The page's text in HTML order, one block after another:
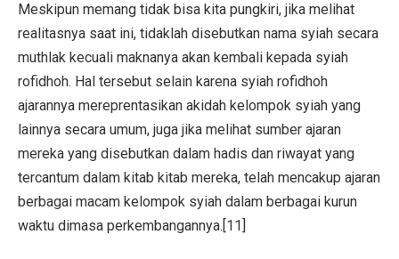
Meskipun memang tidak bisa kita pungkiri, jika melihat
realitasnya saat ini, tidaklah disebutkan nama syiah secara
muthlak kecuali maknanya akan kembali kepada syiah
rofidhoh. Hal tersebut selain karena syiah rofidhoh
ajarannya mereprentasikan akidah kelompok syiah yang
lainnya secara umum, juga jika melihat sumber ajaran
mereka yang disebutkan dalam hadis dan riwayat yang
tercantum dalam kitab kitab mereka, telah mencakup ajaran
berbagai macam kelompok syiah dalam berbagai kurun
waktu dimasa perkembangannya.[11]